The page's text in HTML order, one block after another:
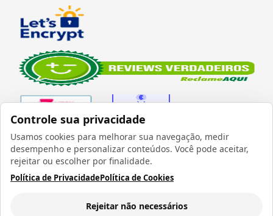
Controle sua privacidade
Usamos cookies para melhorar sua navegação, medir
desempenho e personalizar conteúdos. Você pode aceitar,
rejeitar ou escolher por finalidade.
Política de PrivacidadePolítica de Cookies
Rejeitar não necessários
Verificada por